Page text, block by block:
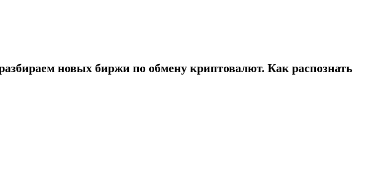
новых биржи по обмену криптовалют. Как распознать